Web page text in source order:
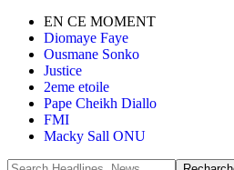
EN CE MOMENT
Diomaye Faye
Ousmane Sonko
Justice
2eme etoile
Pape Cheikh Diallo
FMI
Macky Sall ONU